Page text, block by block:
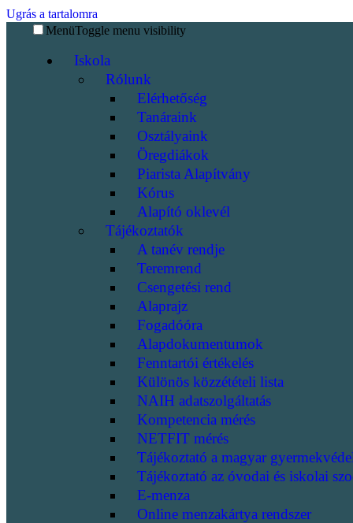
Ugrás a tartalomra
MenüToggle menu visibility
Iskola
Rólunk
Elérhetőség
Tanáraink
Osztályaink
Öregdiákok
Piarista Alapítvány
Kórus
Alapító oklevél
Tájékoztatók
A tanév rendje
Teremrend
Csengetési rend
Alaprajz
Fogadóóra
Alapdokumentumok
Fenntartói értékelés
Különös közzétételi lista
NAIH adatszolgáltatás
Kompetencia mérés
NETFIT mérés
Tájékoztató a magyar
Tájékoztató az óvodai és iskolai
E-menza
Online menzakártya rendszer